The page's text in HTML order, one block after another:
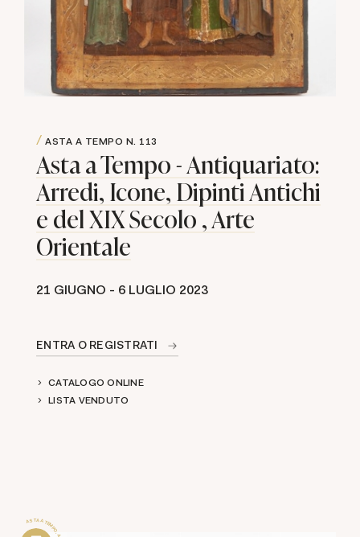
ASTA A TEMPO N. 113
Asta a Tempo - Antiquariato:
Arredi, Icone, Dipinti Antichi
e del XIX Secolo , Arte
Orientale
21 GIUGNO - 6 LUGLIO 2023
ENTRA O REGISTRATI
CATALOGO ONLINE
LISTA VENDUTO